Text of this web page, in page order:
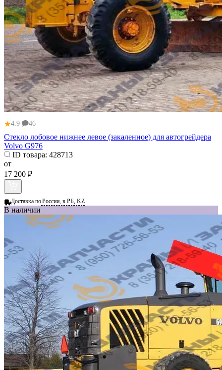
★4.9 46
Стекло лобовое нижнее левое (закаленное) для автогрейдера
Volvo G976
ID товара: 428713
от
17 200 ₽
Доставка поРоссии, в РБ, KZ
В наличии